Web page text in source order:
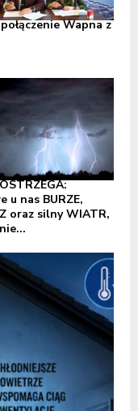
Wapna z
u nas BURZE,
oraz silny WIATR,